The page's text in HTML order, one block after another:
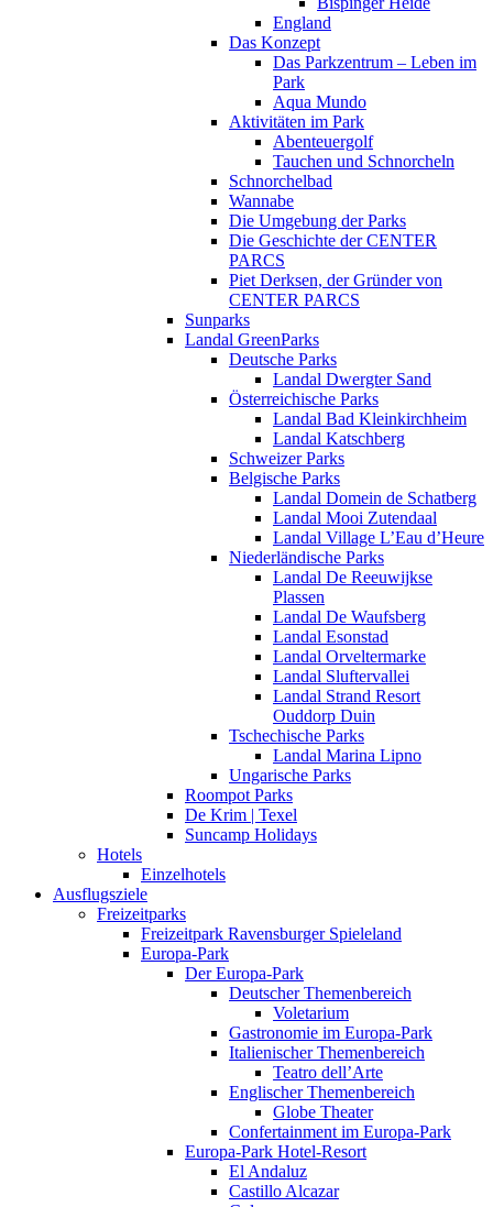
England
Das Konzept
Das Parkzentrum – Leben im
Park
Aqua Mundo
Aktivitäten im Park
Abenteuergolf
Tauchen und Schnorcheln
Schnorchelbad
Wannabe
Die Umgebung der Parks
Die Geschichte der CENTER
PARCS
Piet Derksen, der Gründer von
CENTER PARCS
Sunparks
Landal GreenParks
Deutsche Parks
Landal Dwergter Sand
Österreichische Parks
Landal Bad Kleinkirchheim
Landal Katschberg
Schweizer Parks
Belgische Parks
Landal Domein de Schatberg
Landal Mooi Zutendaal
Landal Village L’Eau d’Heure
Niederländische Parks
Landal De Reeuwijkse
Plassen
Landal De Waufsberg
Landal Esonstad
Landal Orveltermarke
Landal Sluftervallei
Landal Strand Resort
Ouddorp Duin
Tschechische Parks
Landal Marina Lipno
Ungarische Parks
Roompot Parks
De Krim | Texel
Suncamp Holidays
Hotels
Einzelhotels
Ausflugsziele
Freizeitparks
Freizeitpark Ravensburger Spieleland
Europa-Park
Der Europa-Park
Deutscher Themenbereich
Voletarium
Gastronomie im Europa-Park
Italienischer Themenbereich
Teatro dell’Arte
Englischer Themenbereich
Globe Theater
Confertainment im Europa-Park
Europa-Park Hotel-Resort
El Andaluz
Castillo Alcazar